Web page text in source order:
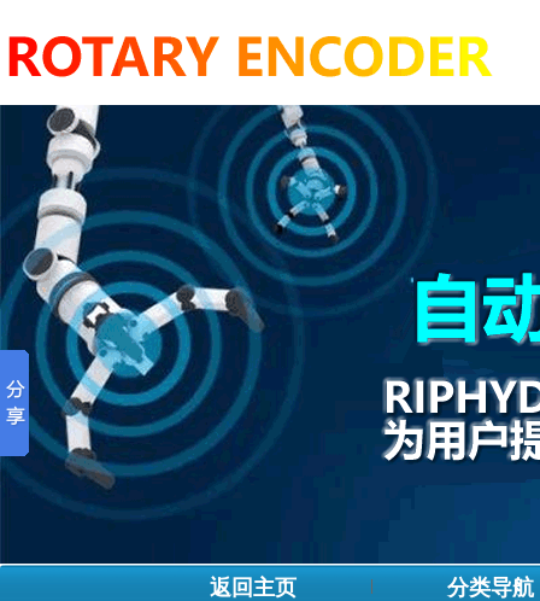
返回主页 分类导航